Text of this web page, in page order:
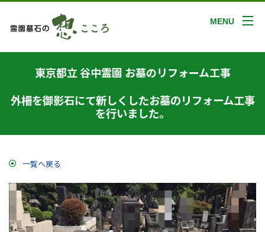
MENU
東京都立 谷中霊園 お墓のリフォーム工事
外柵を御影石にて新しくしたお墓のリフォーム工事
を行いました。
一覧へ戻る